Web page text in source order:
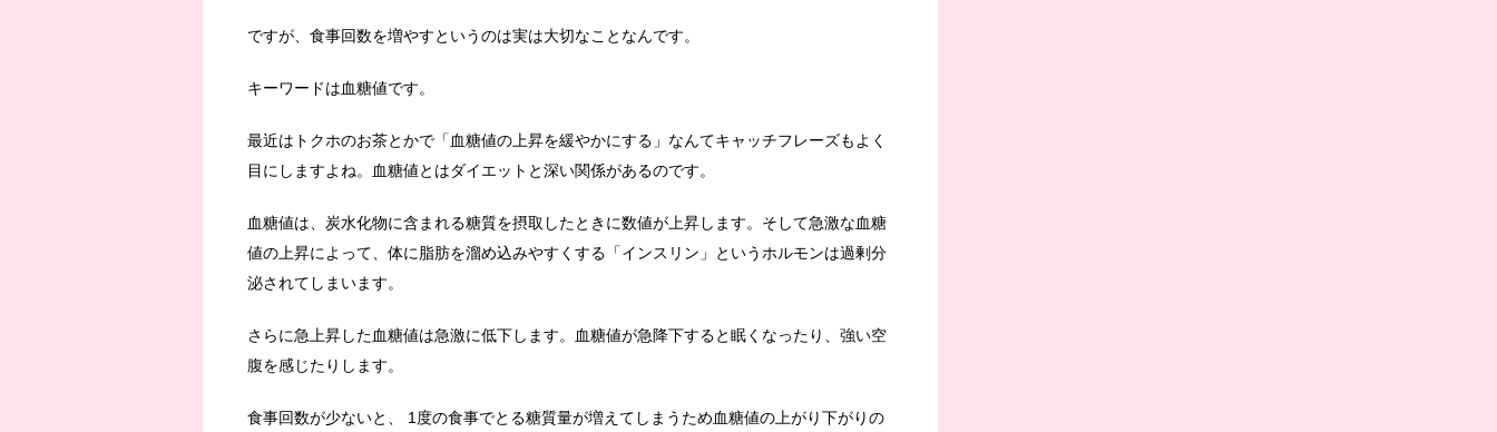
ですが、食事回数を増やすというのは実は大切なことなんです。
キーワードは血糖値です。
最近はトクホのお茶とかで「血糖値の上昇を緩やかにする」なんてキャッチフレーズもよく
目にしますよね。血糖値とはダイエットと深い関係があるのです。
血糖値は、炭水化物に含まれる糖質を摂取したときに数値が上昇します。そして急激な血糖
値の上昇によって、体に脂肪を溜め込みやすくする「インスリン」というホルモンは過剰分
泌されてしまいます。
さらに急上昇した血糖値は急激に低下します。血糖値が急降下すると眠くなったり、強い空
腹を感じたりします。
食事回数が少ないと、 1度の食事でとる糖質量が増えてしまうため血糖値の上がり下がりの